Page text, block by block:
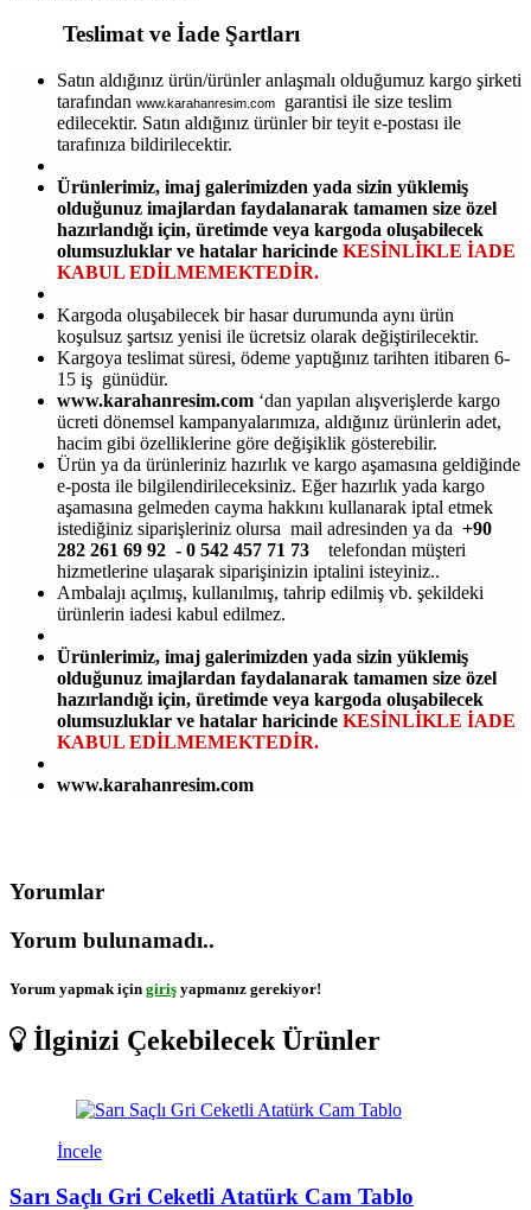
Teslimat ve İade Şartları
Satın aldığınız ürün/ürünler anlaşmalı olduğumuz kargo şirketi
tarafından www.karahanresim.com
garantisi ile size teslim
edilecektir. Satın aldığınız ürünler bir teyit e-postası ile
tarafınıza bildirilecektir.
Ürünlerimiz, imaj galerimizden yada sizin yüklemiş
olduğunuz imajlardan faydalanarak tamamen size özel
hazırlandığı için, üretimde veya kargoda oluşabilecek
olumsuzluklar ve hatalar haricinde KESİNLİKLE İADE
KABUL EDİLMEMEKTEDİR.
Kargoda oluşabilecek bir hasar durumunda aynı ürün
koşulsuz şartsız yenisi ile ücretsiz olarak değiştirilecektir.
Kargoya teslimat süresi, ödeme yaptığınız tarihten itibaren 6-
15 iş günüdür.
www.karahanresim.com ‘dan yapılan alışverişlerde kargo
ücreti dönemsel kampanyalarımıza, aldığınız ürünlerin adet,
hacim gibi özelliklerine göre değişiklik gösterebilir.
Ürün ya da ürünleriniz hazırlık ve kargo aşamasına geldiğinde
e-posta ile bilgilendirileceksiniz. Eğer hazırlık yada kargo
aşamasına gelmeden cayma hakkını kullanarak iptal etmek
istediğiniz siparişleriniz olursa mail adresinden ya da +90
282 261 69 92 - 0 542 457 71 73
telefondan müşteri
hizmetlerine ulaşarak siparişinizin iptalini isteyiniz..
Ambalajı açılmış, kullanılmış, tahrip edilmiş vb. şekildeki
ürünlerin iadesi kabul edilmez.
Ürünlerimiz, imaj galerimizden yada sizin yüklemiş
olduğunuz imajlardan faydalanarak tamamen size özel
hazırlandığı için, üretimde veya kargoda oluşabilecek
olumsuzluklar ve hatalar haricinde KESİNLİKLE İADE
KABUL EDİLMEMEKTEDİR.
www.karahanresim.com
Yorumlar
Yorum bulunamadı..
Yorum yapmak için giriş yapmanız gerekiyor!
İlginizi Çekebilecek Ürünler
İncele
Sarı Saçlı Gri Ceketli Atatürk Cam Tablo